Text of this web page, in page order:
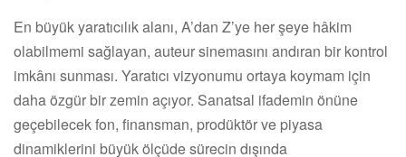
En büyük yaratıcılık alanı, A’dan Z’ye her şeye hâkim
olabilmemi sağlayan, auteur sinemasını andıran bir kontrol
imkânı sunması. Yaratıcı vizyonumu ortaya koymam için
daha özgür bir zemin açıyor. Sanatsal ifademin önüne
geçebilecek fon, finansman, prodüktör ve piyasa
dinamiklerini büyük ölçüde sürecin dışında